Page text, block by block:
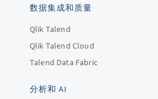
数据集成和质量
Qlik Talend
Qlik Talend Cloud
Talend Data Fabric
分析和 AI